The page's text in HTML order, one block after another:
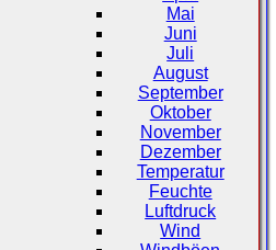
Mai
Juni
Juli
August
September
Oktober
November
Dezember
Temperatur
Feuchte
Luftdruck
Wind